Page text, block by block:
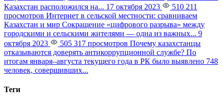
Казахстан расположился на... 17 октября 2023
510 211
просмотров Интернет в сельской местности: сравниваем
Казахстан и мир Сокращение «цифрового разрыва» между
городскими и сельскими жителями — одна из важных... 9
октября 2023
505 317 просмотров Почему казахстанцы
отказываются доверять антикоррупционной службе? По
итогам января–августа текущего года в РК было выявлено 748
человек, совершивших...
Теги